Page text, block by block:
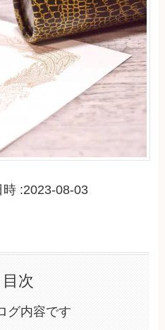
:2023-08-03
目次
グ内容です